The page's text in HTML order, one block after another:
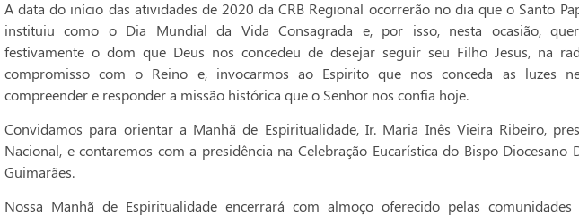
A data do início das atividades de 2020 da CRB Regional ocorrerão no dia que o Santo
instituiu como o Dia Mundial da Vida Consagrada e, por isso, nesta ocasião,
festivamente o dom que Deus nos concedeu de desejar seguir seu Filho Jesus, na
compromisso com o Reino e, invocarmos ao Espirito que nos conceda as luzes
compreender e responder a missão histórica que o Senhor nos confia hoje.
Convidamos para orientar a Manhã de Espiritualidade, Ir. Maria Inês Vieira Ribeiro,
Nacional, e contaremos com a presidência na Celebração Eucarística do Bispo Diocesano
Guimarães.
Nossa Manhã de Espiritualidade encerrará com almoço oferecido pelas